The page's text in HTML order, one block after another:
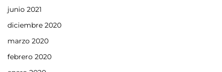
junio 2021
diciembre 2020
marzo 2020
febrero 2020